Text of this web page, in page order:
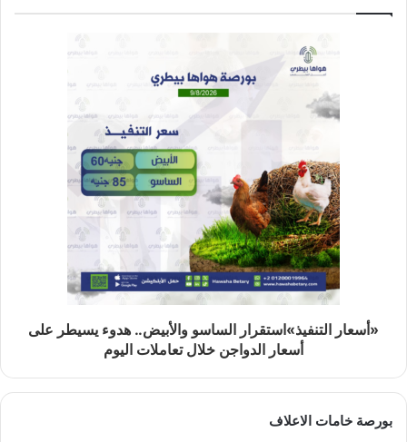
«أسعار التنفيذ»استقرار الساسو والأبيض.. هدوء يسيطر على
أسعار الدواجن خلال تعاملات اليوم
بورصة خامات الاعلاف